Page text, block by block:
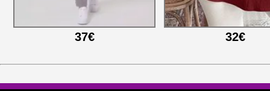
37€ 32€